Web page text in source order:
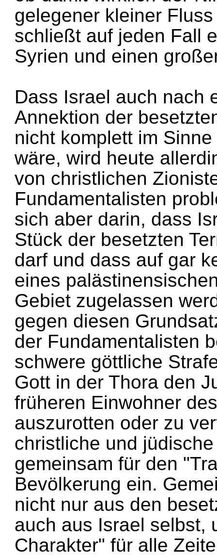
gelegener kleiner
schließt auf jeden Fall
Syrien und einen
Dass Israel auch nach
Annektion der
nicht komplett im
wäre, wird heute
von christlichen
Fundamentalisten
sich aber darin, dass
Stück der besetzten
darf und dass auf gar
eines
Gebiet zugelassen
gegen diesen
der Fundamentalisten
schwere göttliche
Gott in der Thora den
früheren Einwohner
auszurotten oder zu
christliche und
gemeinsam für den
Bevölkerung ein.
nicht nur aus den
auch aus Israel selbst,
Charakter" für alle